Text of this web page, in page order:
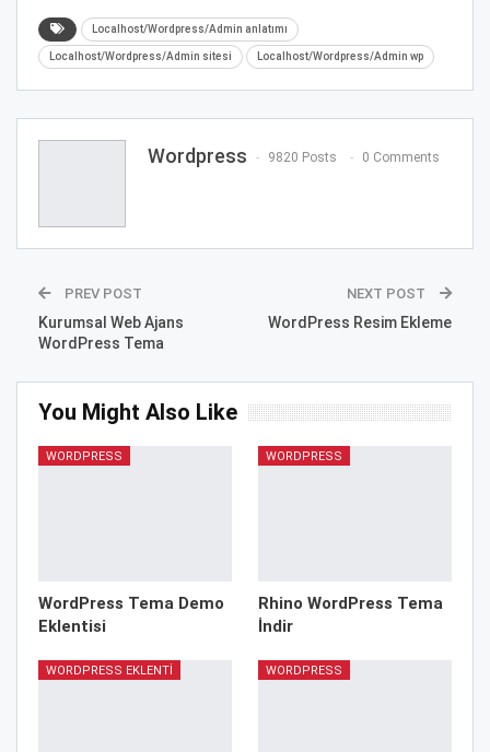
Localhost/Wordpress/Admin anlatımı
Localhost/Wordpress/Admin sitesi Localhost/Wordpress/Admin wp
Wordpress 9820 Posts 0 Comments
PREV POST
Kurumsal Web Ajans
WordPress Tema
NEXT POST
WordPress Resim Ekleme
You Might Also Like
WORDPRESS
WordPress Tema Demo
Eklentisi
WORDPRESS
Rhino WordPress Tema
İndir
WORDPRESS EKLENTI WORDPRESS